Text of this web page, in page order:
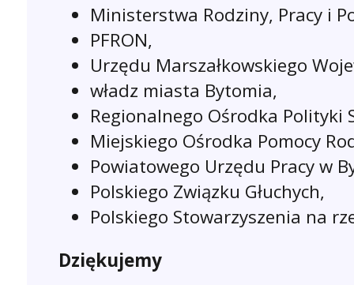
Ministerstwa Rodziny, Pracy i
PFRON,
Urzędu Marszałkowskiego
władz miasta Bytomia,
Regionalnego Ośrodka Polityki
Miejskiego Ośrodka Pomocy
Powiatowego Urzędu Pracy w
Polskiego Związku Głuchych,
Polskiego Stowarzyszenia na
Dziękujemy